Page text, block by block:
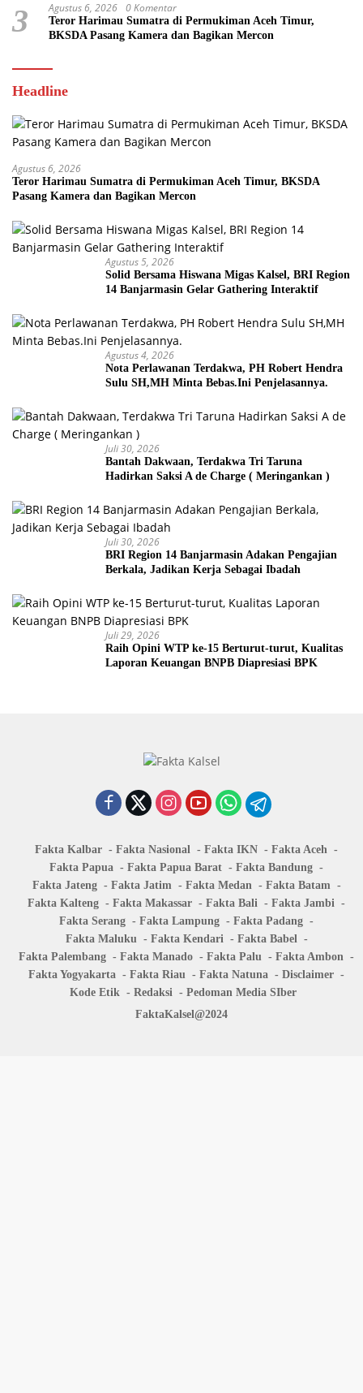
3 Agustus 6, 2026 0 Komentar
Teror Harimau Sumatra di Permukiman Aceh Timur,
BKSDA Pasang Kamera dan Bagikan Mercon
Headline
Agustus 6, 2026
Teror Harimau Sumatra di Permukiman Aceh Timur, BKSDA
Pasang Kamera dan Bagikan Mercon
Agustus 5, 2026
Solid Bersama Hiswana Migas Kalsel, BRI Region
14 Banjarmasin Gelar Gathering Interaktif
Agustus 4, 2026
Nota Perlawanan Terdakwa, PH Robert Hendra
Sulu SH,MH Minta Bebas.Ini Penjelasannya.
Juli 30, 2026
Bantah Dakwaan, Terdakwa Tri Taruna
Hadirkan Saksi A de Charge ( Meringankan )
Juli 30, 2026
BRI Region 14 Banjarmasin Adakan Pengajian
Berkala, Jadikan Kerja Sebagai Ibadah
Juli 29, 2026
Raih Opini WTP ke-15 Berturut-turut, Kualitas
Laporan Keuangan BNPB Diapresiasi BPK
Fakta Kalbar Fakta Nasional Fakta IKN
Fakta Aceh
Fakta Papua
Fakta Papua Barat
Fakta Bandung
Fakta Jateng
Fakta Jatim Fakta Medan
Fakta Batam
Fakta Kalteng
Fakta Makassar Fakta Bali
Fakta Jambi
Fakta Serang
Fakta Lampung
Fakta Padang
Fakta Maluku
Fakta Kendari
Fakta Babel
Fakta Palembang
Fakta Manado Fakta Palu
Fakta Ambon
Fakta Yogyakarta
Fakta Riau Fakta Natuna
Disclaimer
Kode Etik
Redaksi
Pedoman Media SIber
FaktaKalsel@2024